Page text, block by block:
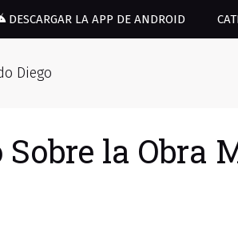
DESCARGAR LA APP DE ANDROID
Diego
la Obra